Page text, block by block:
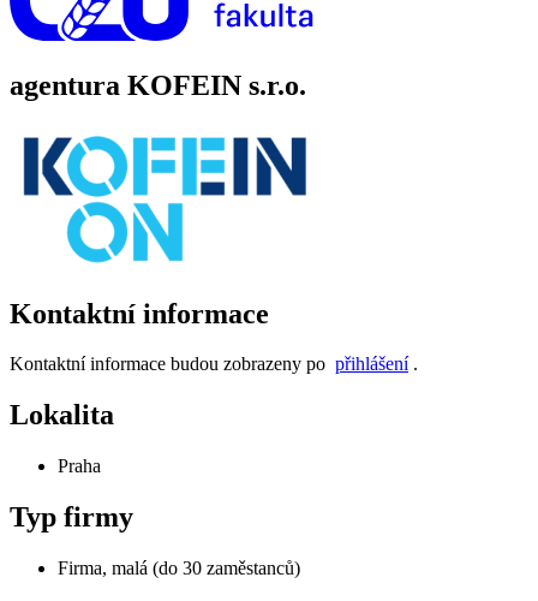
agentura KOFEIN s.r.o.
Kontaktní informace
Kontaktní informace budou zobrazeny po přihlášení.
Lokalita
Praha
Typ firmy
Firma, malá (do 30 zaměstanců)